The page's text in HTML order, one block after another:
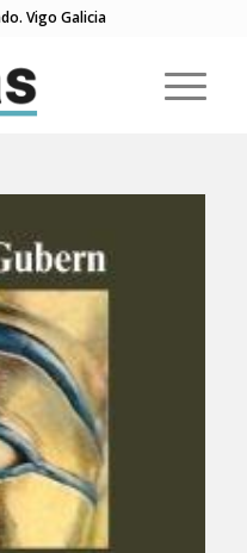
Vigo Galicia